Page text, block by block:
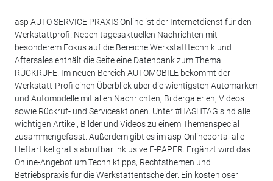
asp AUTO SERVICE PRAXIS Online ist der Internetdienst für den
Werkstattprofi. Neben tagesaktuellen Nachrichten mit
besonderem Fokus auf die Bereiche Werkstatttechnik und
Aftersales enthält die Seite eine Datenbank zum Thema
RÜCKRUFE. Im neuen Bereich AUTOMOBILE bekommt der
Werkstatt-Profi einen Überblick über die wichtigsten Automarken
und Automodelle mit allen Nachrichten, Bildergalerien, Videos
sowie Rückruf- und Serviceaktionen. Unter #HASHTAG sind alle
wichtigen Artikel, Bilder und Videos zu einem Themenspecial
zusammengefasst. Außerdem gibt es im asp-Onlineportal alle
Heftartikel gratis abrufbar inklusive E-PAPER. Ergänzt wird das
Online-Angebot um Techniktipps, Rechtsthemen und
Betriebspraxis für die Werkstattentscheider. Ein kostenloser